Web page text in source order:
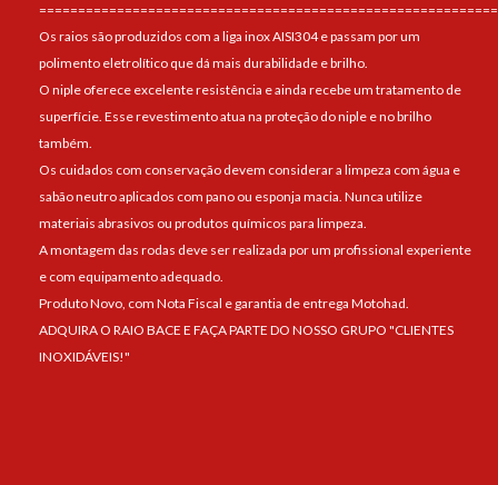
Os raios são produzidos com a liga inox AISI304 e passam por um
polimento eletrolítico que dá mais durabilidade e brilho.
O niple oferece excelente resistência e ainda recebe um tratamento de
superfície. Esse revestimento atua na proteção do niple e no brilho
também.
Os cuidados com conservação devem considerar a limpeza com água e
sabão neutro aplicados com pano ou esponja macia. Nunca utilize
materiais abrasivos ou produtos químicos para limpeza.
A montagem das rodas deve ser realizada por um profissional experiente
e com equipamento adequado.
Produto Novo, com Nota Fiscal e garantia de entrega Motohad.
ADQUIRA O RAIO BACE E FAÇA PARTE DO NOSSO GRUPO "CLIENTES
INOXIDÁVEIS!"